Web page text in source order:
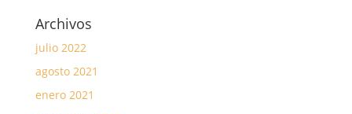
Archivos
julio 2022
agosto 2021
enero 2021